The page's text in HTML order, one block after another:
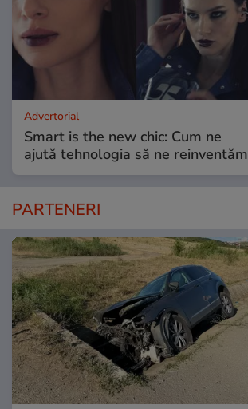
Advertorial
Smart is the new chic: Cum ne
ajută tehnologia să ne reinventăm
PARTENERI